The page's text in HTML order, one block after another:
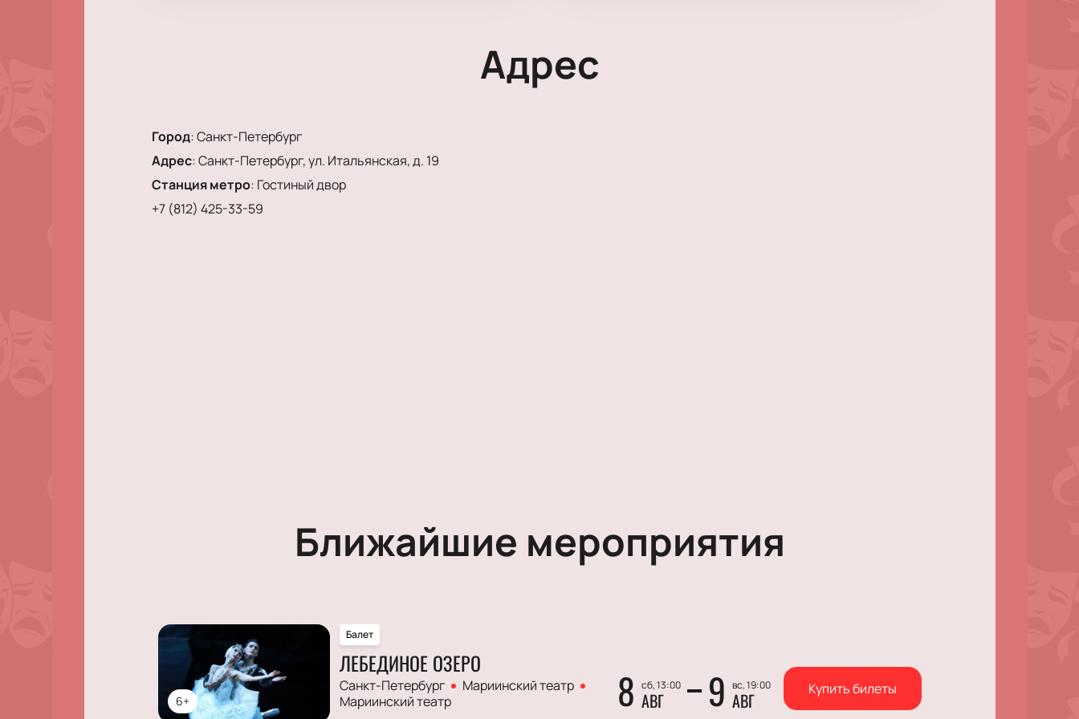
Адрес
Город:Санкт-Петербург
Адрес:Санкт-Петербург, ул. Итальянская, д. 19
Станция метро: Гостиный двор
+7 (812) 425-33-59
Ближайшие мероприятия
6+
Балет
ЛЕБЕДИНОЕ ОЗЕРО
Санкт-Петербург
Мариинский театр
Мариинский театр
8 сб, 13:00
АВГ 9 вс, 19:00
АВГ Купить билеты